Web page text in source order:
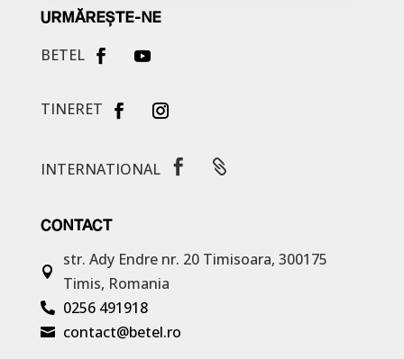
URMĂREȘTE-NE
BETEL
TINERET
INTERNATIONAL  
CONTACT

str. Ady Endre nr. 20 Timisoara, 300175
Timis, Romania
 0256 491918
 contact@betel.ro